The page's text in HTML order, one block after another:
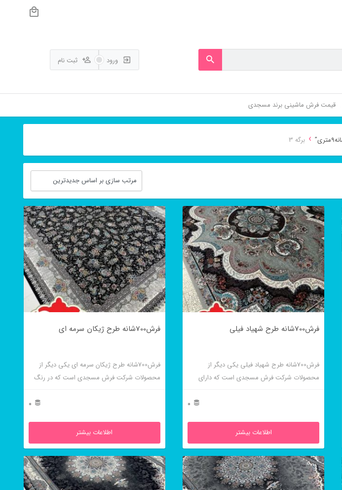
ورود ثبت نام
قیمت فرش ماشینی برند مسجدی
› برگه 3
فرش700شانه طرح شهیاد فیلی
فرش700شانه طرح شهیاد فیلی یکی دیگر از
محصولات شرکت فرش مسجدی است که دارای
0
اطلاعات بیشتر
فرش700شانه طرح ژیکان سرمه ای
فرش700شانه طرح ژیکان سرمه ای یکی دیگر از
محصولات شرکت فرش مسجدی است که در رنگ
0
اطلاعات بیشتر